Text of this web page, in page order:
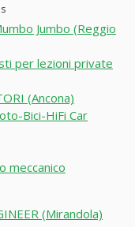
Jumbo (Reggio
per lezioni private
(Ancona)
Bici-HiFi Car
meccanico
(Mirandola)